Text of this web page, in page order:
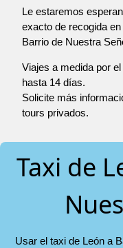
Le estaremos
exacto de recogida
Barrio de Nuestra
Viajes a medida por
hasta 14 días.
Solicite más
tours privados.
Taxi de
Usar el taxi de León a